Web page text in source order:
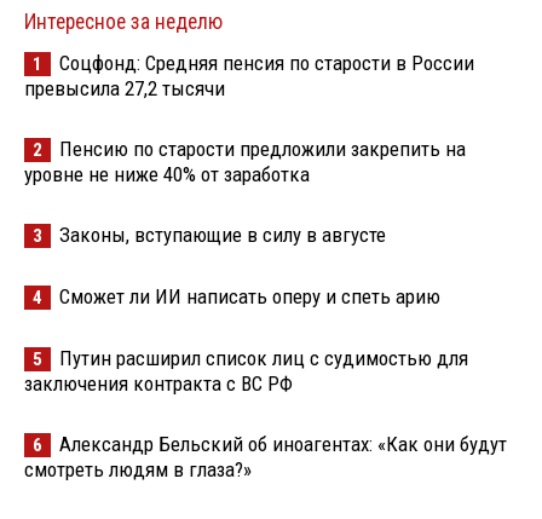
Интересное за неделю
1
Соцфонд: Средняя пенсия по старости в России
превысила 27,2 тысячи
2
Пенсию по старости предложили закрепить на
уровне не ниже 40% от заработка
3 Законы, вступающие в силу в августе
4 Сможет ли ИИ написать оперу и спеть арию
5
Путин расширил список лиц с судимостью для
заключения контракта с ВС РФ
6
Александр Бельский об иноагентах: «Как они будут
смотреть людям в глаза?»